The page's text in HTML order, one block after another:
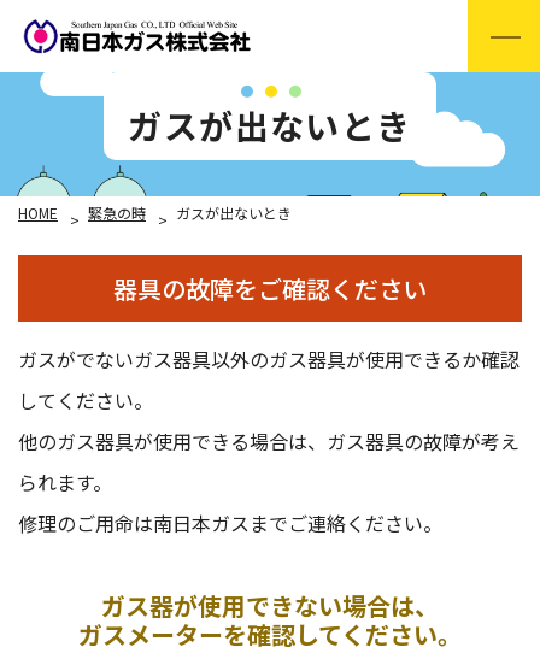
ガスが出ないとき
HOME 緊急の時 ガスが出ないとき
器具の故障をご確認ください
ガスがでないガス器具以外のガス器具が使用できるか確認
してください。
他のガス器具が使用できる場合は、ガス器具の故障が考え
られます。
修理のご用命は南日本ガスまでご連絡ください。
ガス器が使用できない場合は、
ガスメーターを確認してください。